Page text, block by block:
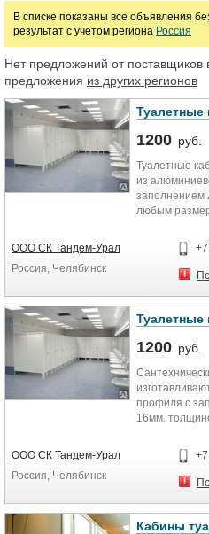
В списке показаны все объявления
результат с учетом региона Россия
Нет предложений от поставщиков
предложения из других регионов
1200 руб.
Туалетные
из
любым
Фурнитура
пластиковая
монтаж.
ООО СК Тандем-Урал
Россия, Челябинск
Туалетные
1200 руб.
профиля с
16мм.
указанные в
проекте.
быть любой,
подробная
ООО СК Тандем-Урал
Россия, Челябинск
Кабины